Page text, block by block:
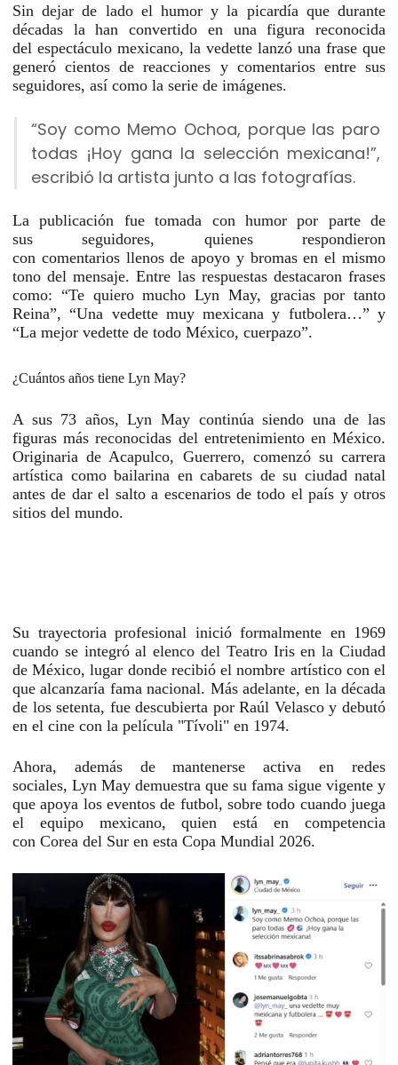
Sin dejar de lado el humor y la picardía que durante
décadas la han convertido en una figura reconocida
del espectáculo mexicano, la vedette lanzó una frase que
generó cientos de reacciones y comentarios entre sus
seguidores, así como la serie de imágenes.
“Soy como Memo Ochoa, porque las paro
todas ¡Hoy gana la selección mexicana!”,
escribió la artista junto a las fotografías.
La publicación fue tomada con humor por parte de
susseguidores, quienes respondieron
con comentarios llenos de apoyo y bromas en el mismo
tono del mensaje. Entre las respuestas destacaron frases
como: “Te quiero mucho Lyn May, gracias por tanto
Reina”, “Una vedette muy mexicana y futbolera…” y
“La mejor vedette de todo México, cuerpazo”.
¿Cuántos años tiene Lyn May?
A sus 73 años,Lyn May continúa siendo una de las
figuras más reconocidas del entretenimiento en México.
Originaria de Acapulco, Guerrero, comenzó su carrera
artística como bailarina en cabarets de su ciudad natal
antes de dar el salto a escenarios de todo el país y otros
sitios del mundo.
Su trayectoria profesional inició formalmente en 1969
cuando se integró al elenco del Teatro Iris en la Ciudad
de México, lugar donde recibió el nombre artístico con el
que alcanzaría fama nacional. Más adelante, en la década
de los setenta, fue descubierta por Raúl Velasco y debutó
en el cine con la película "Tívoli" en 1974.
Ahora, además de mantenerse activa en redes
sociales, Lyn May demuestra que su fama sigue vigente y
que apoya los eventos de futbol, sobre todo cuando juega
el equipo mexicano, quien está en competencia
con Corea del Sur en esta Copa Mundial 2026.